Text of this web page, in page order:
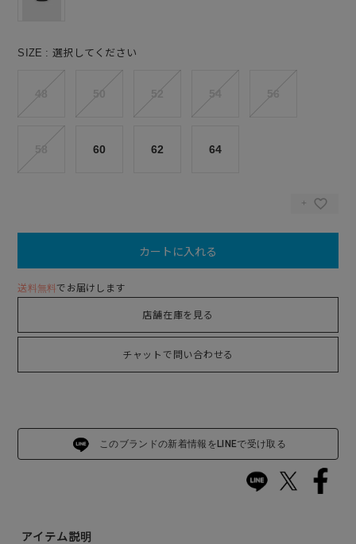
SIZE 選択してください
60 62 64
カートに入れる
送料無料でお届けします
店舗在庫を見る
チャットで問い合わせる
このブランドの新着情報をLINEで受け取る
アイテム説明